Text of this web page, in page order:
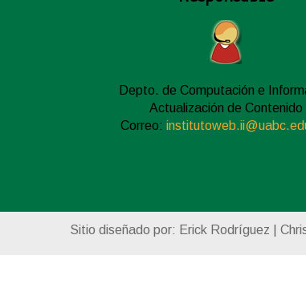
Depto. de Computación e
Actualización de Contenido
Correo:
Sitio diseñado por: Erick Rodríguez |